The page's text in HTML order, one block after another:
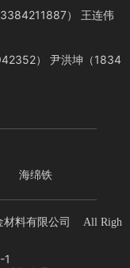
） 王连伟
） 尹洪坤（1834
海绵铁
材料有限公司 All Righ
1